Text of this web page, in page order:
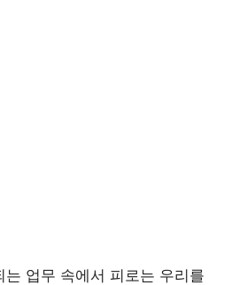
는 업무 속에서 피로는 우리를